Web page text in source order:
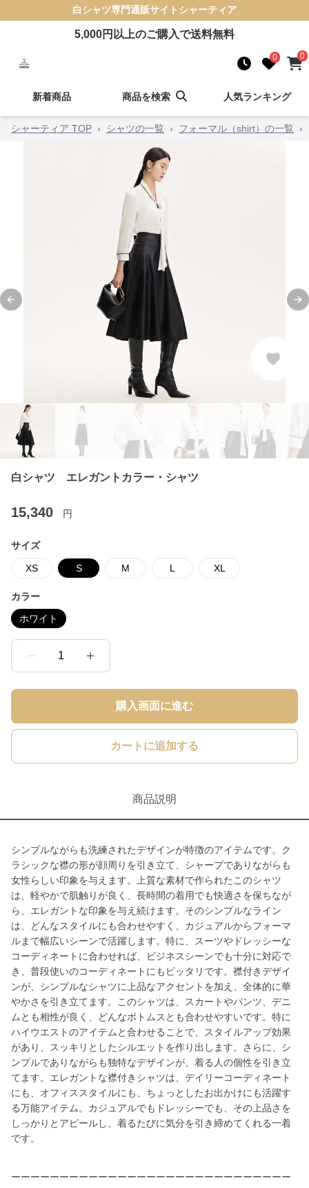
白シャツ専門通販サイト シャーティア
5,000円以上のご購入で送料無料
0 0
新着商品 商品を検索 人気ランキング
シャーティア TOP › シャツの一覧 › フォーマル（shirt）の一覧 ›
Previous slide
白シャツ エレガントカラー・シャツ
15,340 円
サイズ
XS S M L XL
カラー
ホワイト
1
購入画面に進む
カートに追加する
商品説明
シンプルながらも洗練されたデザインが特徴のアイテムです。ク
ラシックな襟の形が顔周りを引き立て、シャープでありながらも
女性らしい印象を与えます。上質な素材で作られたこのシャツ
は、軽やかで肌触りが良く、長時間の着用でも快適さを保ちなが
ら、エレガントな印象を与え続けます。そのシンプルなライン
は、どんなスタイルにも合わせやすく、カジュアルからフォーマ
ルまで幅広いシーンで活躍します。特に、スーツやドレッシーな
コーディネートに合わせれば、ビジネスシーンでも十分に対応で
き、普段使いのコーディネートにもピッタリです。襟付きデザイ
ンが、シンプルなシャツに上品なアクセントを加え、全体的に華
やかさを引き立てます。このシャツは、スカートやパンツ、デニ
ムとも相性が良く、どんなボトムスとも合わせやすいです。特に
ハイウエストのアイテムと合わせることで、スタイルアップ効果
があり、スッキリとしたシルエットを作り出します。さらに、シ
ンプルでありながらも独特なデザインが、着る人の個性を引き立
てます。エレガントな襟付きシャツは、デイリーコーディネート
にも、オフィススタイルにも、ちょっとしたお出かけにも活躍す
る万能アイテム。カジュアルでもドレッシーでも、その上品さを
しっかりとアピールし、着るたびに気分を引き締めてくれる一着
です。
ーーーーーーーーーーーーーーーーーーーーーーーーーーーーー